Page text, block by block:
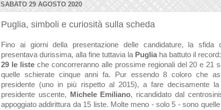
SABATO 29 AGOSTO 2020
Puglia, simboli e curiosità sulla scheda
Fino ai giorni della presentazione delle candidature, la sfida
presentava durissima, alla fine tuttavia la Puglia ha battuto il record:
29 le listeche concorreranno alle prossime regionali del 20 e 21
quelle schierate cinque anni fa. Pur essendo 8 coloro che
presidente (uno in più rispetto al 2015), a fare decisamente
presidente uscente,
Michele Emiliano, ricandidato dal
appoggiato addirittura da 15 liste. Molte meno - solo 5 - sono